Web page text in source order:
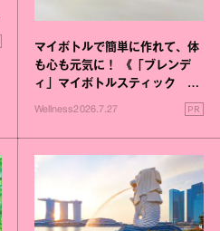
マイボトルで簡単に作れて、体
も心も元気に！ 《「ブレンデ
ィ」マイボトルスティック い
いこと毎日》シリーズが誕生
Wellness2026.7.27 PR